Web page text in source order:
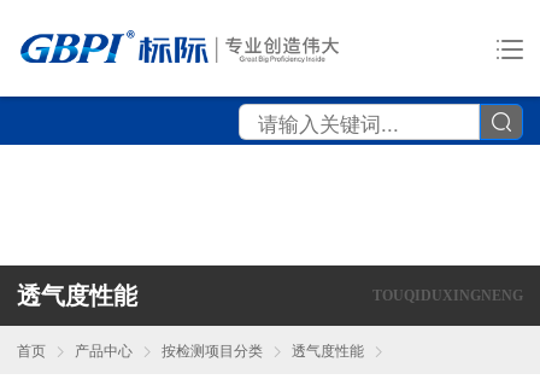
透气度性能 TOUQIDUXINGNENG
首页 产品中心 按检测项目分类 透气度性能